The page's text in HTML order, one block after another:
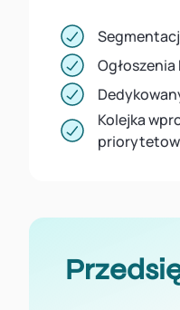
Ogłoszenia
Kolejka